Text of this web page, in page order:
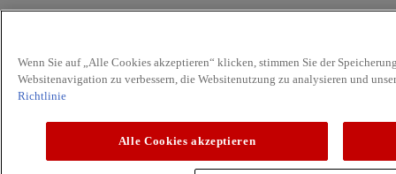
Wenn Sie auf „Alle Cookies akzeptieren“ klicken, stimmen Sie der
Websitenavigation zu verbessern, die Websitenutzung zu analysieren und
Richtlinie
Alle Cookies akzeptieren